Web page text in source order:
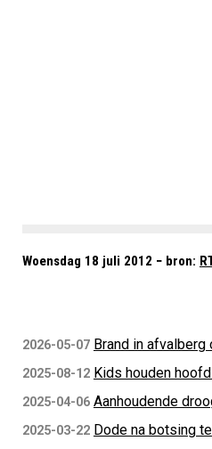
Woensdag 18 juli 2012 − bron:
2026-05-07 Brand in
2025-08-12 Kids houden
2025-04-06 Aanhoudende
2025-03-22 Dode na botsing